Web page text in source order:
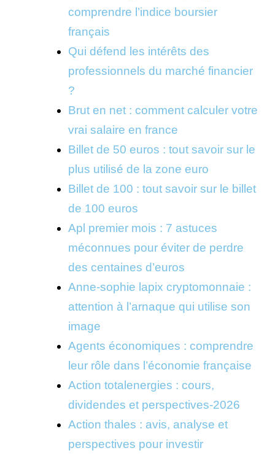
comprendre l’indice boursier
français
Qui défend les intérêts des
professionnels du marché financier
?
Brut en net : comment calculer votre
vrai salaire en france
Billet de 50 euros : tout savoir sur le
plus utilisé de la zone euro
Billet de 100 : tout savoir sur le billet
de 100 euros
Apl premier mois : 7 astuces
méconnues pour éviter de perdre
des centaines d’euros
Anne-sophie lapix cryptomonnaie :
attention à l’arnaque qui utilise son
image
Agents économiques : comprendre
leur rôle dans l’économie française
Action totalenergies : cours,
dividendes et perspectives-2026
Action thales : avis, analyse et
perspectives pour investir